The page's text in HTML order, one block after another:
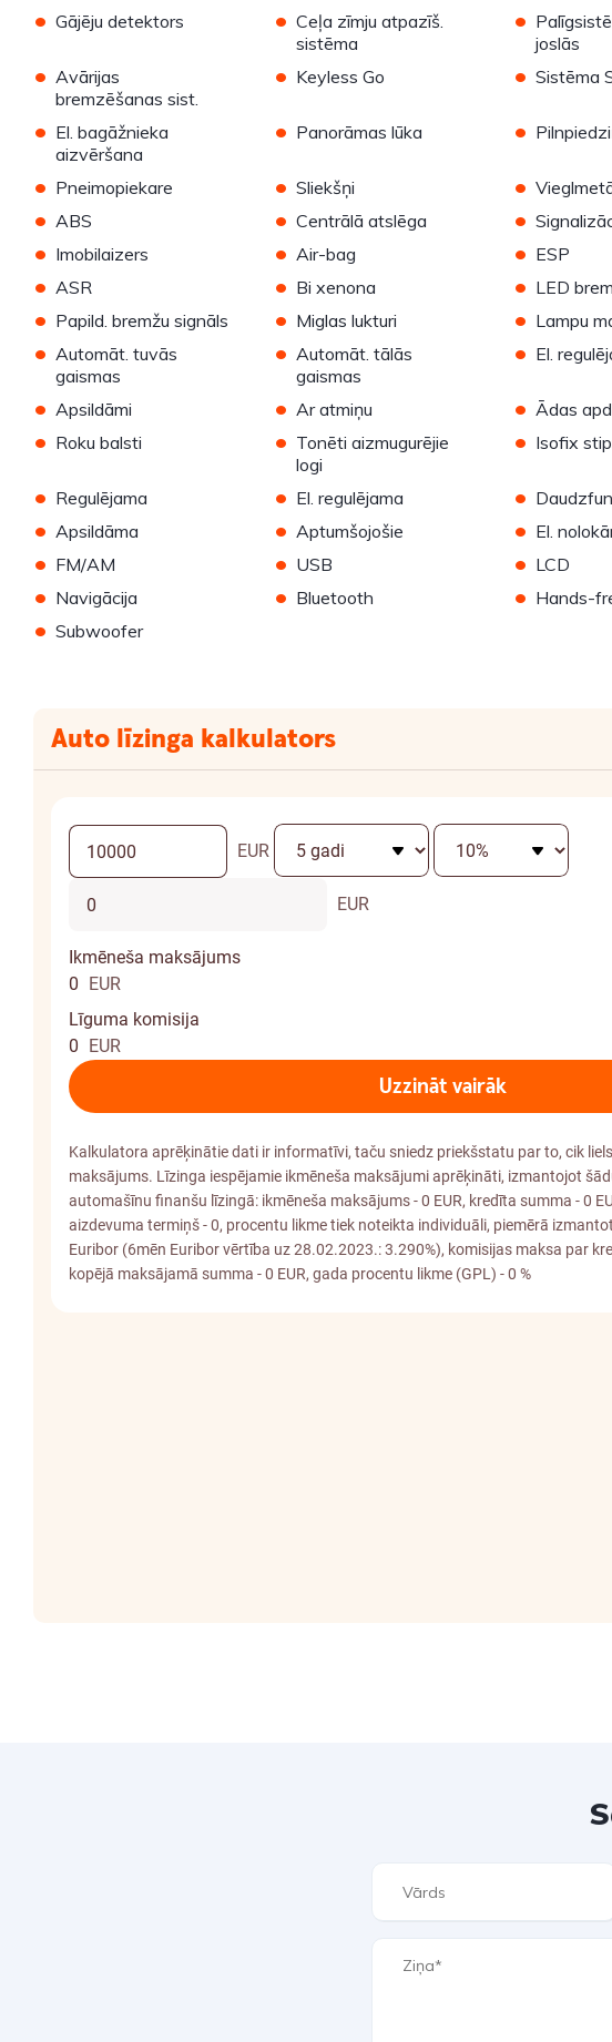
• Gājēju detektors • Ceļa zīmju atpazīš.
sistēma
•
joslās
• Avārijas
bremzēšanas sist.
• Keyless Go • Sistēma
• El. bagāžnieka
aizvēršana
• Panorāmas lūka •
• Pneimopiekare • Sliekšņi •
• ABS • Centrālā atslēga •
• Imobilaizers • Air-bag • ESP
• ASR • Bi xenona • LED
• Papild. bremžu signāls • Miglas lukturi • Lampu
• Automāt. tuvās
gaismas
• Automāt. tālās
gaismas
• El.
• Apsildāmi • Ar atmiņu • Ādas
• Roku balsti • Tonēti aizmugurējie
logi
• Isofix
• Regulējama • El. regulējama •
• Apsildāma • Aptumšojošie • El.
• FM/AM • USB • LCD
• Navigācija • Bluetooth • Hands-
• Subwoofer